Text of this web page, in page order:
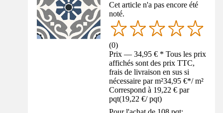
Cet article n'a pas encore été
noté.
(0)
Prix — 34,95 € * Tous les prix
affichés sont des prix TTC,
frais de livraison en sus si
nécessaire par m²34,95 €*/ m²
Correspond à 19,22 € par
pqt(19,22 €/ pqt)